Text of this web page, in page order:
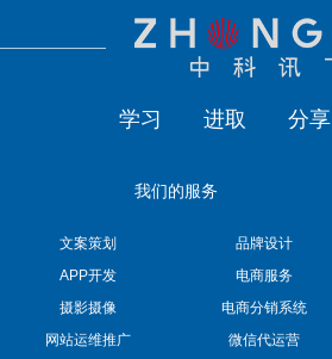
学习 进取 分享
我们的服务
文案策划
品牌设计
APP开发
电商服务
摄影摄像
电商分销系统
网站运维推广
微信代运营